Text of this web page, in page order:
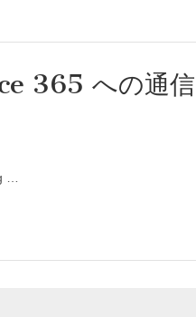
365 への通
…